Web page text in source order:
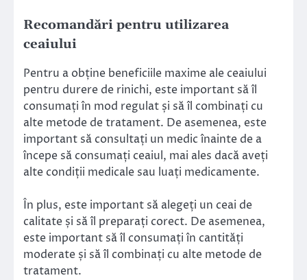
Recomandări pentru utilizarea
ceaiului
Pentru a obține beneficiile maxime ale ceaiului
pentru durere de rinichi, este important să îl
consumați în mod regulat și să îl combinați cu
alte metode de tratament. De asemenea, este
important să consultați un medic înainte de a
începe să consumați ceaiul, mai ales dacă aveți
alte condiții medicale sau luați medicamente.
În plus, este important să alegeți un ceai de
calitate și să îl preparați corect. De asemenea,
este important să îl consumați în cantități
moderate și să îl combinați cu alte metode de
tratament.